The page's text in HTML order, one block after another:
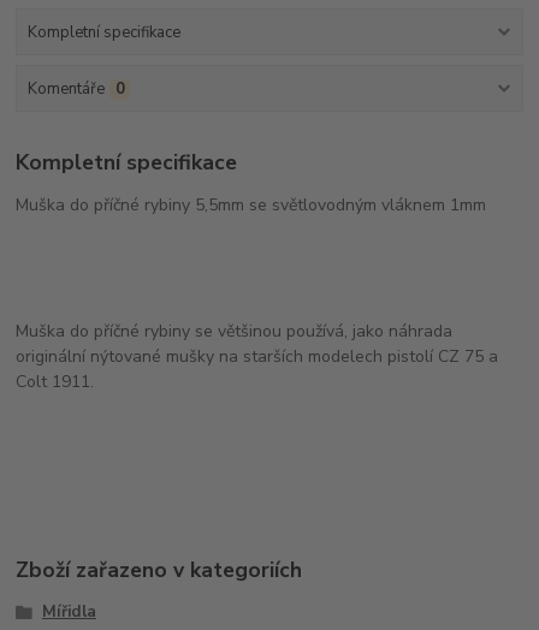
Kompletní specifikace
Komentáře 0
Kompletní specifikace
Muška do příčné rybiny 5,5mm se světlovodným vláknem 1mm
Muška do příčné rybiny se většinou používá, jako náhrada
originální nýtované mušky na starších modelech pistolí CZ 75 a
Colt 1911.
Zboží zařazeno v kategoriích
Mířidla